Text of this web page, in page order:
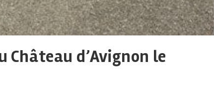
Château d’Avignon le